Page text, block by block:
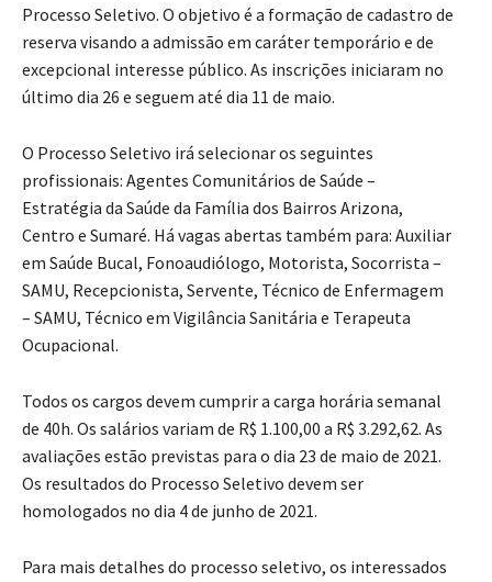
Processo Seletivo. O objetivo é a formação de cadastro de
reserva visando a admissão em caráter temporário e de
excepcional interesse público. As inscrições iniciaram no
último dia 26 e seguem até dia 11 de maio.
O Processo Seletivo irá selecionar os seguintes
profissionais: Agentes Comunitários de Saúde –
Estratégia da Saúde da Família dos Bairros Arizona,
Centro e Sumaré. Há vagas abertas também para: Auxiliar
em Saúde Bucal, Fonoaudiólogo, Motorista, Socorrista –
SAMU, Recepcionista, Servente, Técnico de Enfermagem
– SAMU, Técnico em Vigilância Sanitária e Terapeuta
Ocupacional.
Todos os cargos devem cumprir a carga horária semanal
de 40h. Os salários variam de R$ 1.100,00 a R$ 3.292,62. As
avaliações estão previstas para o dia 23 de maio de 2021.
Os resultados do Processo Seletivo devem ser
homologados no dia 4 de junho de 2021.
Para mais detalhes do processo seletivo, os interessados